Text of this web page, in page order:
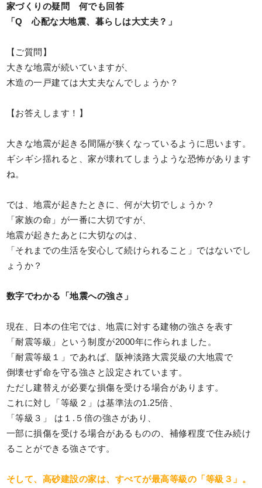
家づくりの疑問 何でも回答
「Q 心配な大地震、暮らしは大丈夫？」
【ご質問】
大きな地震が続いていますが、
木造の一戸建ては大丈夫なんでしょうか？
【お答えします！】
大きな地震が起きる間隔が狭くなっているように思います。
ギシギシ揺れると、家が壊れてしまうような恐怖があります
ね。
では、地震が起きたときに、何が大切でしょうか？
「家族の命」が一番に大切ですが、
地震が起きたあとに大切なのは、
「それまでの生活を安心して続けられること」ではないでし
ょうか？
数字でわかる「地震への強さ」
現在、日本の住宅では、地震に対する建物の強さを表す
「耐震等級」という制度が2000年に作られました。
「耐震等級１」であれば、阪神淡路大震災級の大地震で
倒壊せず命を守る強さと設定されています。
ただし建替えが必要な損傷を受ける場合があります。
これに対し「等級２」は基準法の1.25倍、
「等級３」 は１.５倍の強さがあり、
一部に損傷を受ける場合があるものの、補修程度で住み続け
ることができる強さです。
そして、高砂建設の家は、すべてが最高等級の「等級３」。